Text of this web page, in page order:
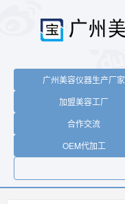
广州美容仪器生产厂家
加盟美容工厂
合作交流
OEM代加工